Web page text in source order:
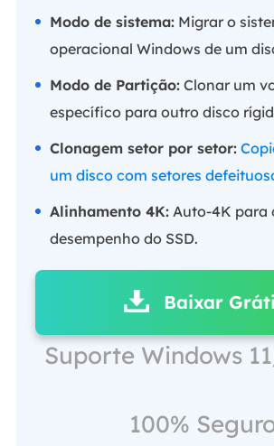
Modo de sistema:Migrar o
operacional Windows de um
Modo de Partição:Clonar um
específico para outro disco
Clonagem setor por setor:
um disco com setores
Alinhamento 4K:Auto-4K para
desempenho do SSD.
Baixar
Suporte Windows
100%